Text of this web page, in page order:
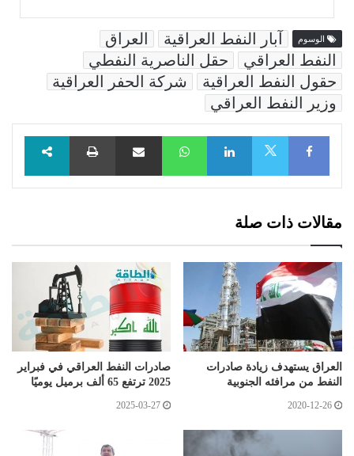
الوسوم آبار النفط العراقية
العراق
النفط العراقي
حقل الناصرية النفطي
حقول النفط العراقية
شركة الحفر العراقية
وزير النفط العراقي
Facebook
LinkedIn
WhatsAppمشاركة عبر البريد طباعة
مقالات ذات صلة
العراق يستهدف زيادة صادرات
النفط من مرافئه الجنوبية
2020-12-26
صادرات النفط العراقي في فبراير
2025 ترتفع 65 ألف برميل يوميًا
2025-03-27